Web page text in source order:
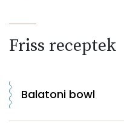
Friss receptek
Balatoni bowl